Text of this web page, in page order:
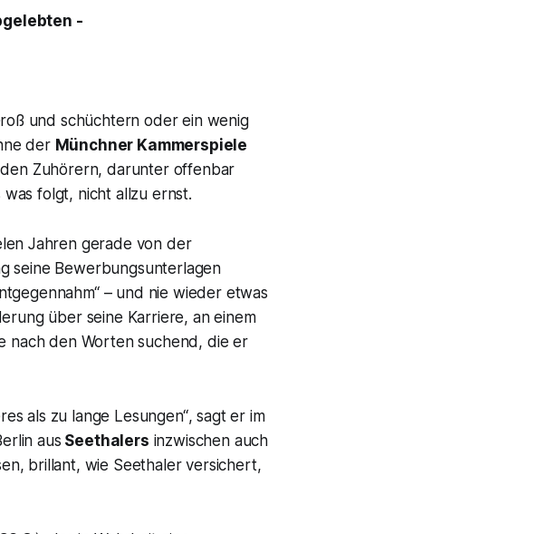
-
und schüchtern oder ein wenig
der Münchner Kammerspiele
den Zuhörern, darunter offenbar
folgt, nicht allzu ernst.
Jahren gerade von der
seine Bewerbungsunterlagen
– und nie wieder etwas
über seine Karriere, an einem
nach den Worten suchend, die er
als zu lange Lesungen“, sagt er im
aus Seethalers inzwischen auch
brillant, wie Seethaler versichert,